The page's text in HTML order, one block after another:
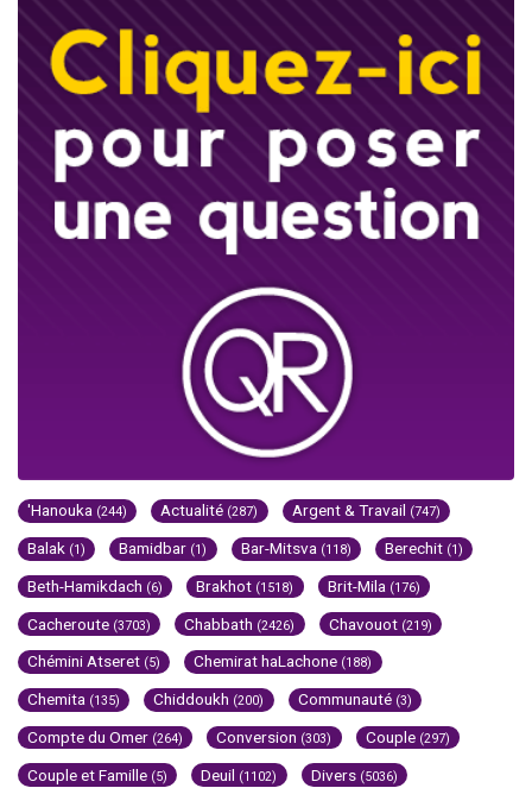
'Hanouka (244) Actualité (287) Argent & Travail (747)
Balak (1) Bamidbar (1) Bar-Mitsva (118) Berechit (1)
Beth-Hamikdach (6) Brakhot (1518) Brit-Mila (176)
Cacheroute (3703) Chabbath (2426) Chavouot (219)
Chémini Atseret (5) Chemirat haLachone (188)
Chemita (135) Chiddoukh (200) Communauté (3)
Compte du Omer (264) Conversion (303) Couple (297)
Couple et Famille (5) Deuil (1102) Divers (5036)